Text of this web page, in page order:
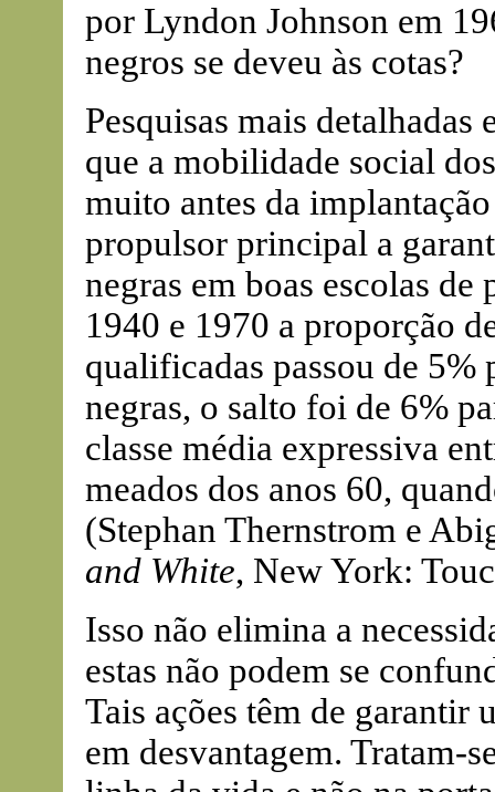
por Lyndon Johnson em
negros se deveu às cotas?
Pesquisas mais
que a mobilidade social
muito antes da
propulsor principal a
negras em boas escolas
1940 e 1970 a proporção
qualificadas passou de 5%
negras, o salto foi de 6%
classe média expressiva
meados dos anos 60,
(Stephan Thernstrom e
and White, New York:
Isso não elimina a
estas não podem se
Tais ações têm de garantir
em desvantagem. Tratam-